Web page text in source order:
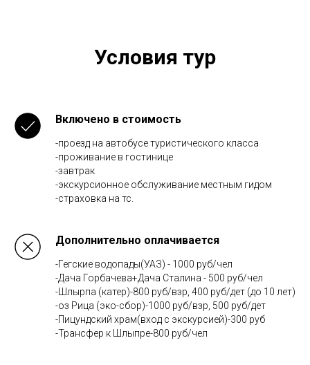
Условия тур
Включено в стоимость
-проезд на автобусе туристического класса
-проживание в гостинице
-завтрак
-экскурсионное обслуживание местным гидом
-страховка на тс.
Дополнительно оплачивается
-Гегские водопады(УАЗ) - 1000 руб/чел
-Дача Горбачева+Дача Сталина - 500 руб/чел
-Шлырпа (катер)-800 руб/взр, 400 руб/дет (до 10 лет)
-оз Рица (эко-сбор)-1000 руб/взр, 500 руб/дет
-Пицундский храм(вход с экскурсией)-300 руб
-Трансфер к Шлыпре-800 руб/чел